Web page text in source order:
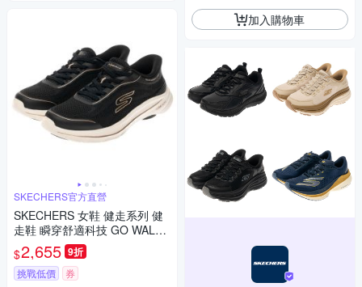
SKECHERS官方直營
SKECHERS 女鞋 健走系列 健
走鞋 瞬穿舒適科技 GO WALK
8 寬楦款 - 125935WBKRG
$2,655 9折
挑戰低價 券
加入購物車